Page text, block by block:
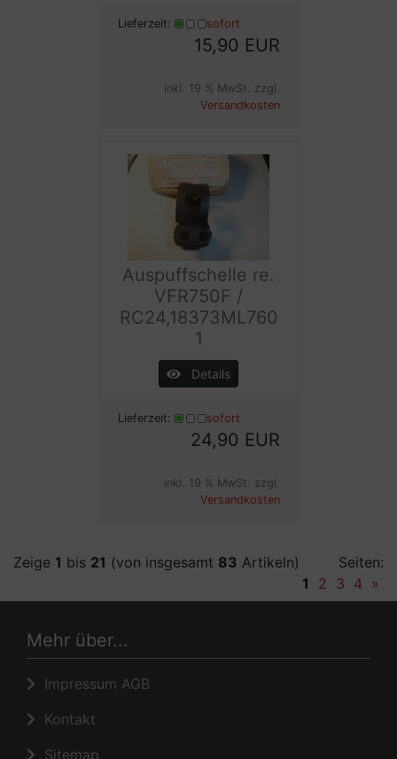
Lieferzeit: sofort
15,90 EUR
inkl. 19 % MwSt. zzgl.
Versandkosten
Auspuffschelle re.
VFR750F /
RC24,18373ML760
1
Details
Lieferzeit: sofort
24,90 EUR
inkl. 19 % MwSt. zzgl.
Versandkosten
Zeige 1 bis 21 (von insgesamt 83 Artikeln)
Seiten:
1
2 3 4 »
Mehr über...
Impressum AGB
Kontakt
Sitemap